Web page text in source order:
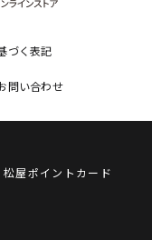
づく表記
問い合わせ
松屋ポイントカード